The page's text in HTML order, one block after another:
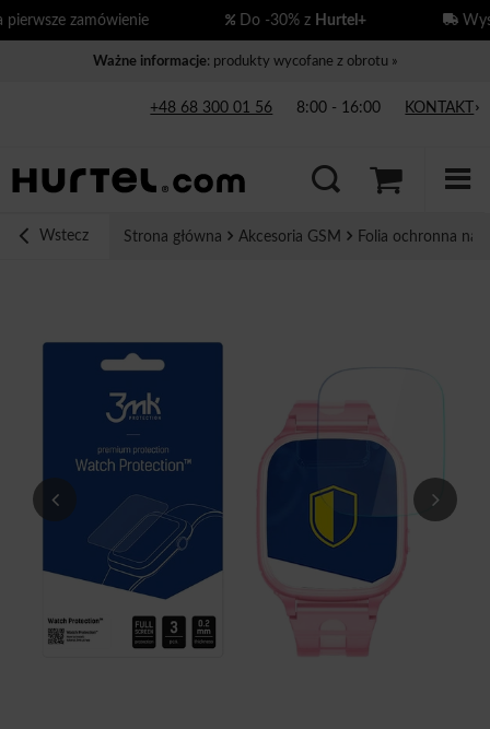
zamówienie Do -30% zHurtel+
Ważne informacje: produkty wycofane z obrotu »
+48 68 300 01 56 8:00 - 16:00 KONTAKT
Wstecz Strona główna Akcesoria GSM Folia ochronna na